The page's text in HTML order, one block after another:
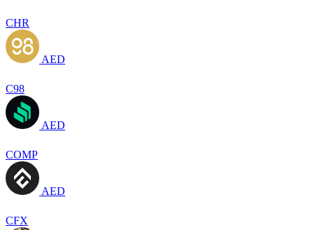
CHR
AED
C98
AED
COMP
AED
CFX